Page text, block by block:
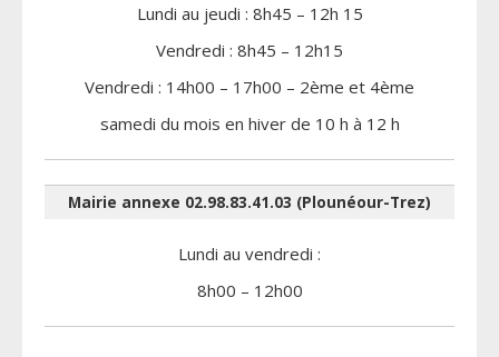
Lundi au jeudi : 8h45 – 12h 15
Vendredi : 8h45 – 12h15
Vendredi : 14h00 – 17h00 – 2ème et 4ème
samedi du mois en hiver de 10 h à 12 h
Mairie annexe 02.98.83.41.03 (Plounéour-Trez)
Lundi au vendredi :
8h00 – 12h00